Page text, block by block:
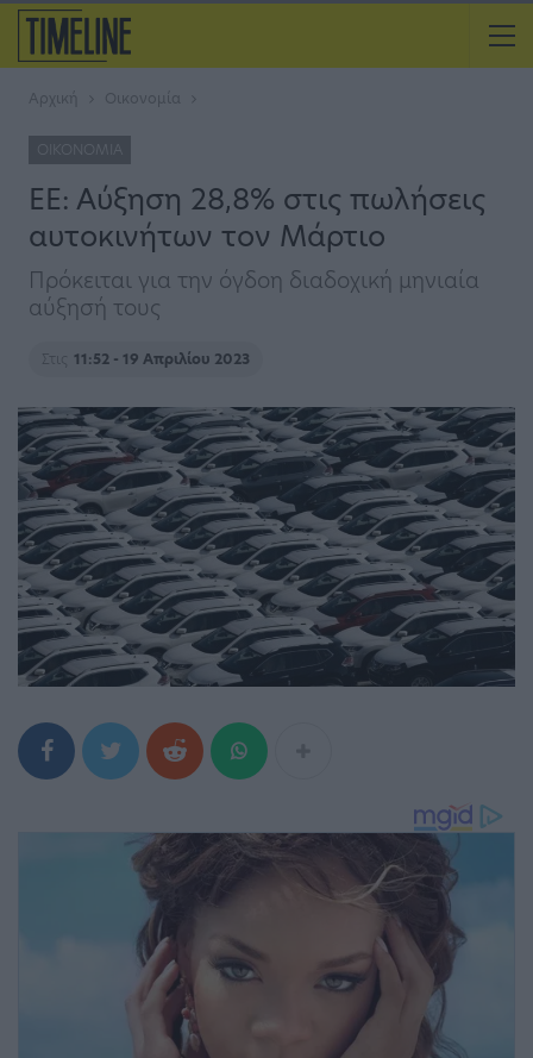
Αρχική Οικονομία
ΟΙΚΟΝΟΜΊΑ
ΕΕ: Αύξηση 28,8% στις πωλήσεις
αυτοκινήτων τον Μάρτιο
Πρόκειται για την όγδοη διαδοχική μηνιαία
αύξησή τους
Στις 11:52 - 19 Απριλίου 2023